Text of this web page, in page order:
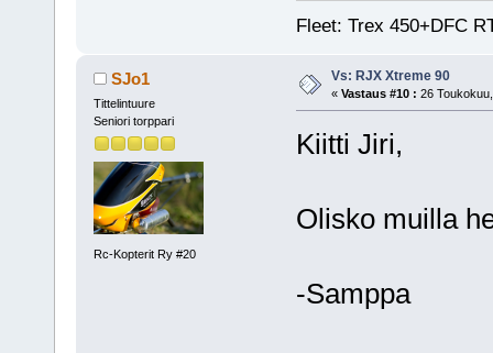
Fleet: Trex 450+DFC
SJo1
Tittelintuure
Seniori torppari
Rc-Kopterit Ry #20
Vs: RJX Xtreme 90
« Vastaus #10 : 26
Kiitti Jiri,
Olisko muilla
-Samppa